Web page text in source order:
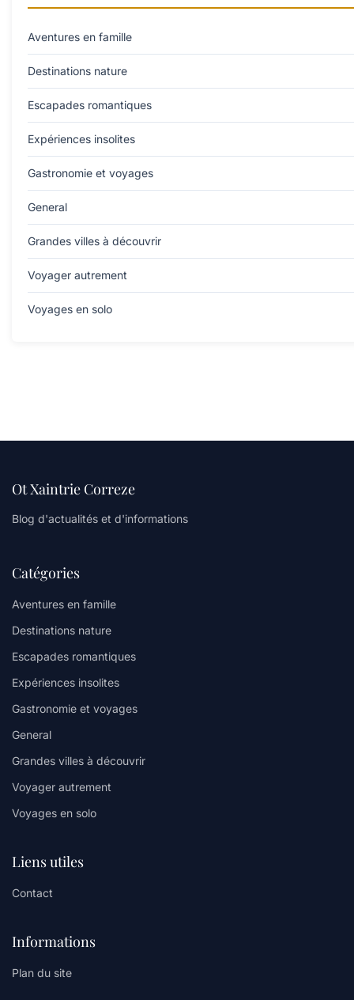
Aventures en famille
Destinations nature
Escapades romantiques
Expériences insolites
Gastronomie et voyages
General
Grandes villes à découvrir
Voyager autrement
Voyages en solo
Ot Xaintrie Correze
Blog d'actualités et d'informations
Catégories
Aventures en famille
Destinations nature
Escapades romantiques
Expériences insolites
Gastronomie et voyages
General
Grandes villes à découvrir
Voyager autrement
Voyages en solo
Liens utiles
Contact
Informations
Plan du site